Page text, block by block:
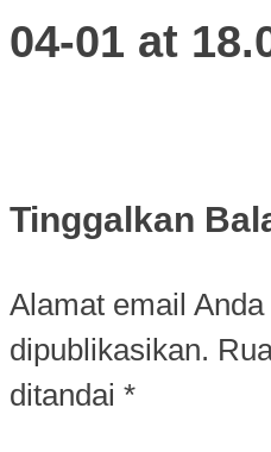
04-01 at
Tinggalkan
Alamat email
dipublikasikan.
ditandai *